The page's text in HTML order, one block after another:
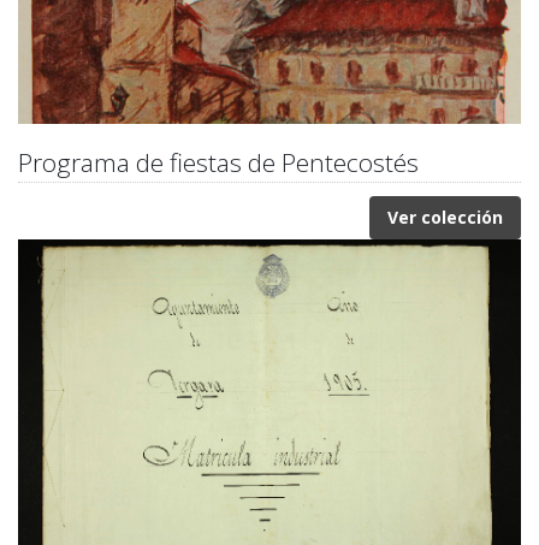
Programa de fiestas de Pentecostés
Ver colección